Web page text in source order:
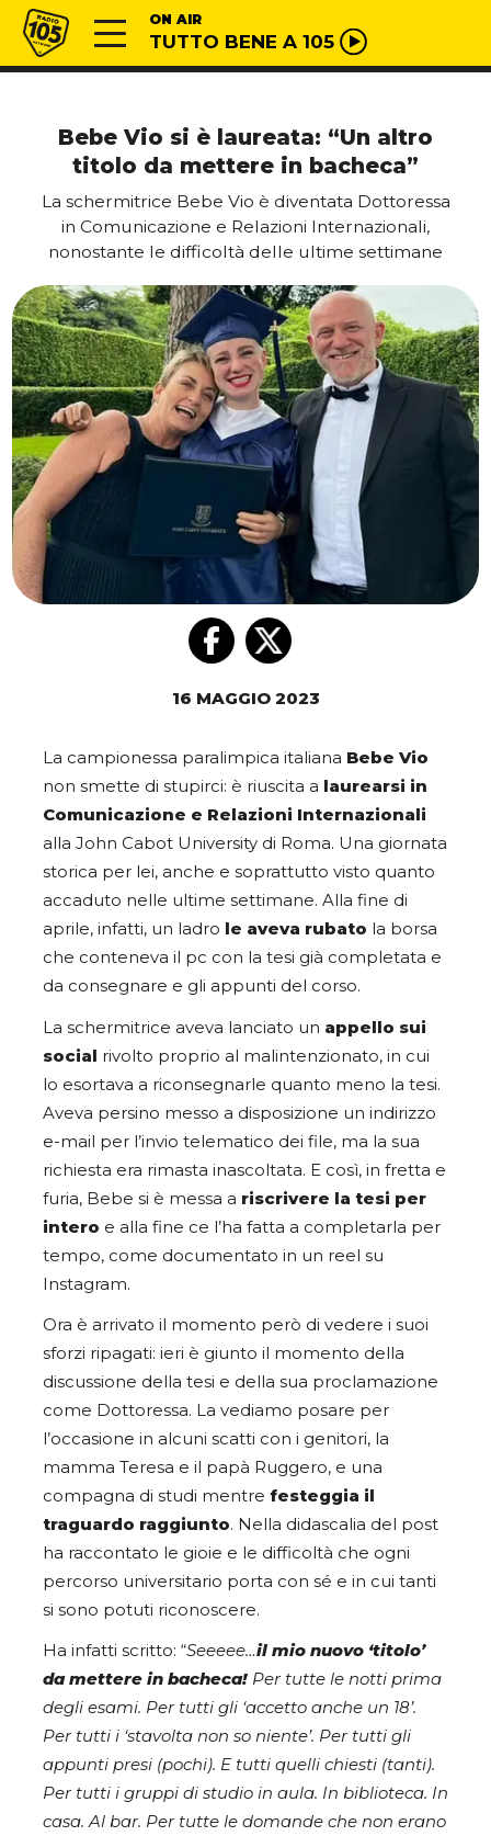
Vai al contenuto
Radio 105 ON AIR
TUTTO BENE A 105
Bebe Vio si è laureata: “Un altro
titolo da mettere in bacheca”
La schermitrice Bebe Vio è diventata Dottoressa
in Comunicazione e Relazioni Internazionali,
nonostante le difficoltà delle ultime settimane
16 MAGGIO 2023
La campionessa paralimpica italiana Bebe Vio
non smette di stupirci: è riuscita a
laurearsi in
Comunicazione e Relazioni Internazionali
alla John Cabot University di Roma. Una giornata
storica per lei, anche e soprattutto visto quanto
accaduto nelle ultime settimane. Alla fine di
aprile, infatti, un ladro
le aveva rubato la borsa
che conteneva il pc con la tesi già completata e
da consegnare e gli appunti del corso.
La schermitrice aveva lanciato un appello sui
social rivolto proprio al malintenzionato, in cui
lo esortava a riconsegnarle quanto meno la tesi.
Aveva persino messo a disposizione un indirizzo
e-mail per l’invio telematico dei file, ma la sua
richiesta era rimasta inascoltata. E così, in fretta e
furia, Bebe si è messa a riscrivere la tesi per
intero e alla fine ce l’ha fatta a completarla per
tempo, come documentato in un reel su
Instagram.
Ora è arrivato il momento però di vedere i suoi
sforzi ripagati: ieri è giunto il momento della
discussione della tesi e della sua proclamazione
come Dottoressa. La vediamo posare per
l’occasione in alcuni scatti con i genitori, la
mamma Teresa e il papà Ruggero, e una
compagna di studi mentre festeggia il
traguardo raggiunto. Nella didascalia del post
ha raccontato le gioie e le difficoltà che ogni
percorso universitario porta con sé e in cui tanti
si sono potuti riconoscere.
Ha infatti scritto: “Seeeee…il mio nuovo ‘titolo’
da mettere in bacheca! Per tutte le notti prima
degli esami. Per tutti gli ‘accetto anche un 18’.
Per tutti i ‘stavolta non so niente’. Per tutti gli
appunti presi (pochi). E tutti quelli chiesti (tanti).
Per tutti i gruppi di studio in aula. In biblioteca. In
casa. Al bar. Per tutte le domande che non erano